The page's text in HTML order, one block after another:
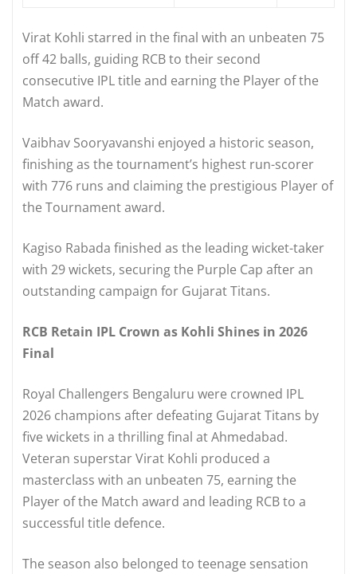
Virat Kohli starred in the final with an unbeaten 75
off 42 balls, guiding RCB to their second
consecutive IPL title and earning the Player of the
Match award.
Vaibhav Sooryavanshi enjoyed a historic season,
finishing as the tournament’s highest run-scorer
with 776 runs and claiming the prestigious Player of
the Tournament award.
Kagiso Rabada finished as the leading wicket-taker
with 29 wickets, securing the Purple Cap after an
outstanding campaign for Gujarat Titans.
RCB Retain IPL Crown as Kohli Shines in 2026
Final
Royal Challengers Bengaluru were crowned IPL
2026 champions after defeating Gujarat Titans by
five wickets in a thrilling final at Ahmedabad.
Veteran superstar Virat Kohli produced a
masterclass with an unbeaten 75, earning the
Player of the Match award and leading RCB to a
successful title defence.
The season also belonged to teenage sensation